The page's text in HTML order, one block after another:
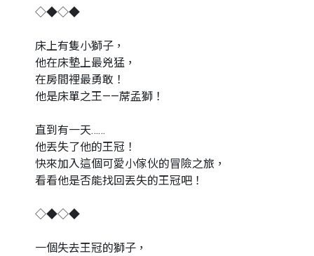
◇◆◇◆
床上有隻小獅子，
他在床墊上最兇猛，
在房間裡最勇敢！
他是床單之王——蓆孟獅！
直到有一天……
他丟失了他的王冠！
快來加入這個可愛小傢伙的冒險之旅，
看看他是否能找回丟失的王冠吧！
◇◆◇◆
一個失去王冠的獅子，